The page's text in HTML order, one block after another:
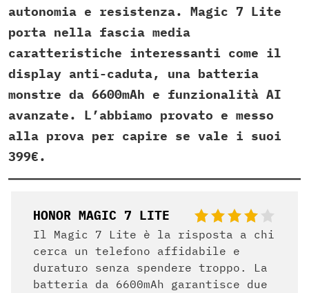
autonomia e resistenza. Magic 7 Lite
porta nella fascia media
caratteristiche interessanti come il
display anti-caduta, una batteria
monstre da 6600mAh e funzionalità AI
avanzate. L’abbiamo provato e messo
alla prova per capire se vale i suoi
399€.
HONOR MAGIC 7 LITE
Il Magic 7 Lite è la risposta a chi
cerca un telefono affidabile e
duraturo senza spendere troppo. La
batteria da 6600mAh garantisce due